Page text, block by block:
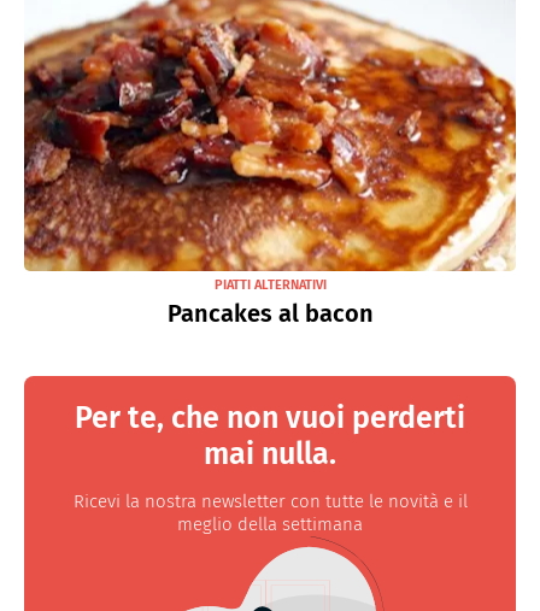
PIATTI ALTERNATIVI
Pancakes al bacon
Per te, che non vuoi perderti
mai nulla.
Ricevi la nostra newsletter con tutte le novità e il
meglio della settimana